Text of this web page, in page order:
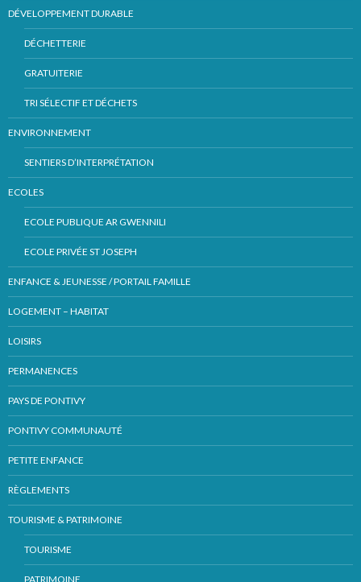
DÉVELOPPEMENT DURABLE
DÉCHETTERIE
GRATUITERIE
TRI SÉLECTIF ET DÉCHETS
ENVIRONNEMENT
SENTIERS D’INTERPRÉTATION
ECOLES
ECOLE PUBLIQUE AR GWENNILI
ECOLE PRIVÉE ST JOSEPH
ENFANCE & JEUNESSE / PORTAIL FAMILLE
LOGEMENT – HABITAT
LOISIRS
PERMANENCES
PAYS DE PONTIVY
PONTIVY COMMUNAUTÉ
PETITE ENFANCE
RÈGLEMENTS
TOURISME & PATRIMOINE
TOURISME
PATRIMOINE